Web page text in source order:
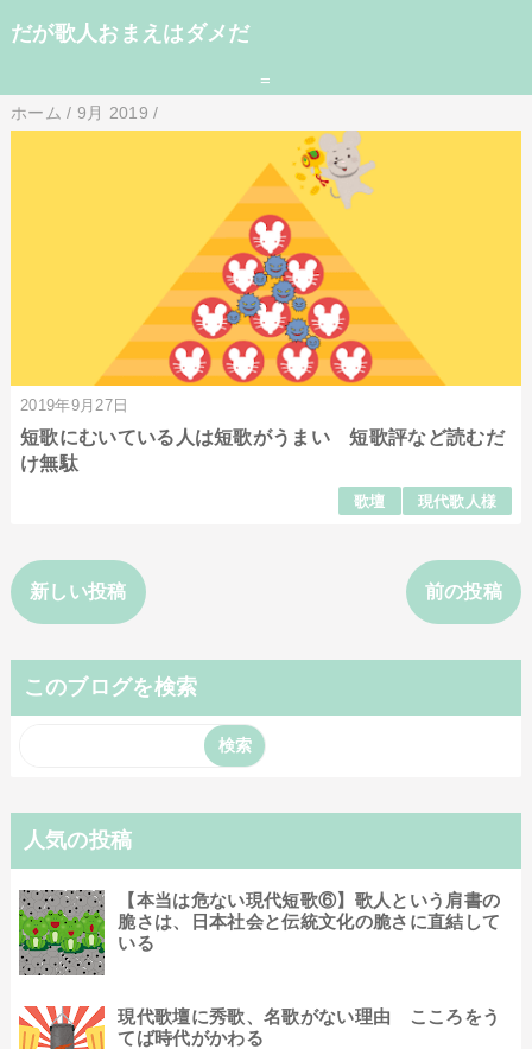
だが歌人おまえはダメだ
=
ホーム / 9月 2019 /
2019年9月27日
短歌にむいている人は短歌がうまい 短歌評など読むだ
け無駄
歌壇 現代歌人様
新しい投稿 前の投稿
このブログを検索
人気の投稿
【本当は危ない現代短歌⑥】歌人という肩書の
脆さは、日本社会と伝統文化の脆さに直結して
いる
現代歌壇に秀歌、名歌がない理由 こころをう
てば時代がかわる